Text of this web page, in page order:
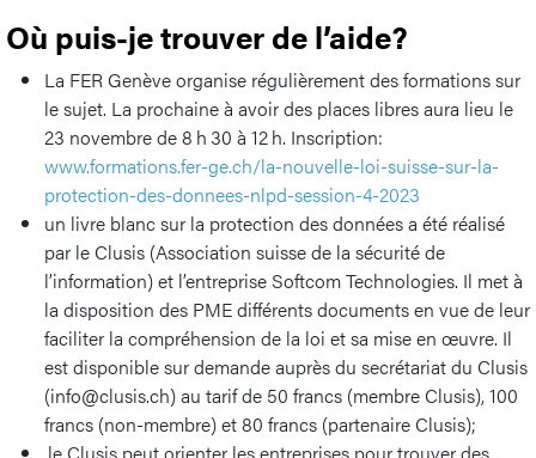
Où puis-je trouver de l’aide?
La FER Genève organise régulièrement des formations sur
le sujet. La prochaine à avoir des places libres aura lieu le
23 novembre de 8 h 30 à 12 h. Inscription:
www.formations.fer-ge.ch/la-nouvelle-loi-suisse-sur-la-
protection-des-donnees-nlpd-session-4-2023
un livre blanc sur la protection des données a été réalisé
par le Clusis (Association suisse de la sécurité de
l’information) et l’entreprise Softcom Technologies. Il met à
la disposition des PME différents documents en vue de leur
faciliter la compréhension de la loi et sa mise en œuvre. Il
est disponible sur demande auprès du secrétariat du Clusis
(info@clusis.ch) au tarif de 50 francs (membre Clusis), 100
francs (non-membre) et 80 francs (partenaire Clusis);